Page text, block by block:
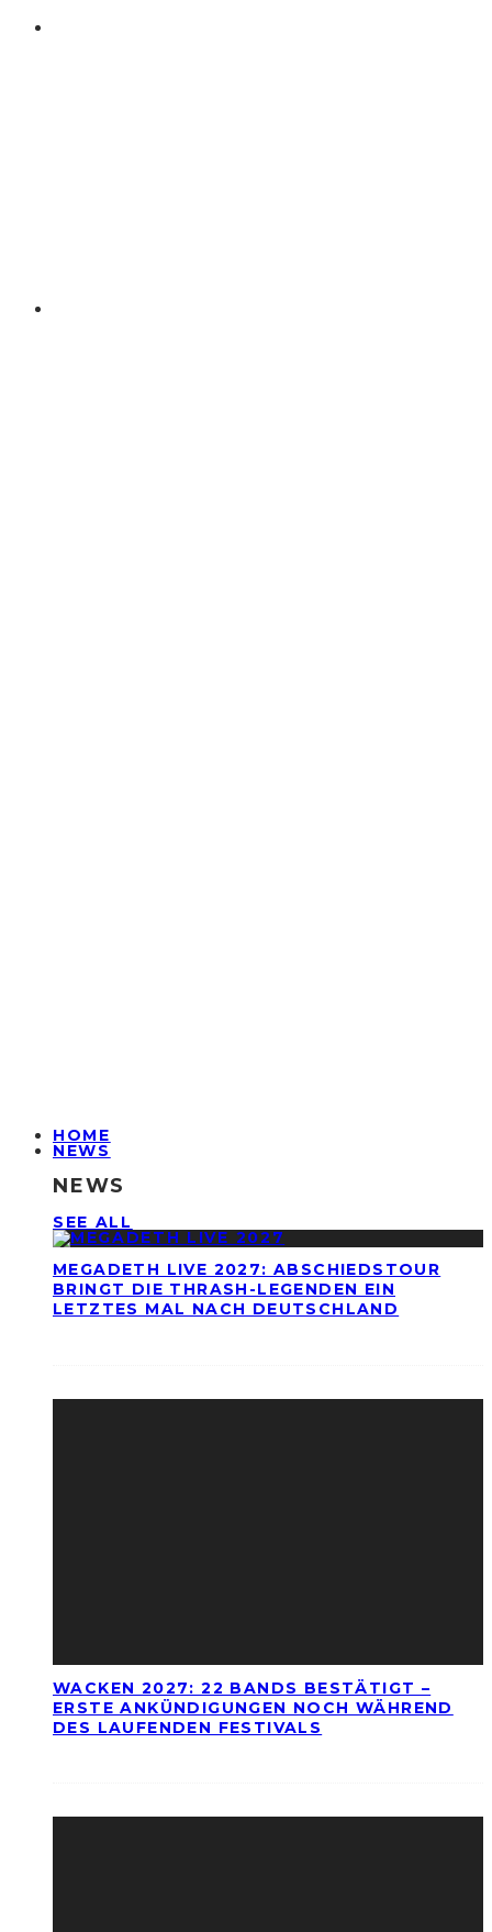
HOME
NEWS
NEWS
SEE ALL
MEGADETH LIVE 2027: ABSCHIEDSTOUR
BRINGT DIE THRASH-LEGENDEN EIN
LETZTES MAL NACH DEUTSCHLAND
WACKEN 2027: 22 BANDS BESTÄTIGT –
ERSTE ANKÜNDIGUNGEN NOCH WÄHREND
DES LAUFENDEN FESTIVALS